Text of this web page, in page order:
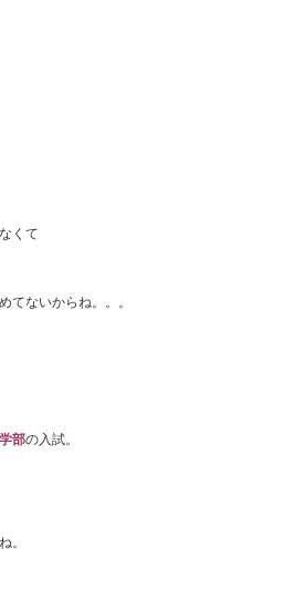
くて
てないからね。。。
部の入試。
。